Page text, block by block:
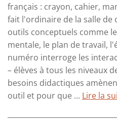
français : crayon, cahier,
fait l'ordinaire de la salle de
outils conceptuels comme
mentale, le plan de travail,
numéro interroge les
– élèves à tous les niveaux
besoins didactiques
outil et pour que ... Lire la